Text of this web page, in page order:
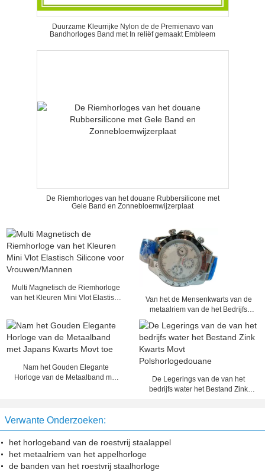
Duurzame Kleurrijke Nylon de de Premienavo van
Bandhorloges Band met In reliëf gemaakt Embleem
De Riemhorloges van het douane Rubbersilicone met
Gele Band en Zonnebloemwijzerplaat
Multi Magnetisch de Riemhorloge
van het Kleuren Mini Vlot Elastisch
Van het de Mensenkwarts van de
metaalriem van de het Bedrijfs
Vertonings Horloge
Nam het Gouden Elegante
Horloge van de Metaalband met
De Legerings van de van het
bedrijfs water het Bestand Zink
Verwante Onderzoeken:
het horlogeband van de roestvrij staalappel
het metaalriem van het appelhorloge
de banden van het roestvrij staalhorloge